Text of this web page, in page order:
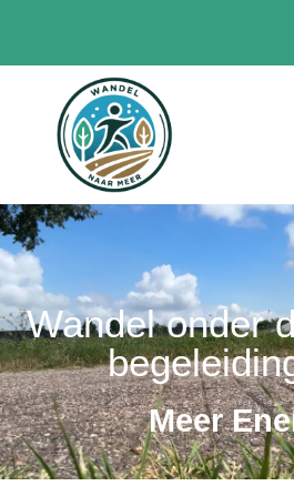
Wandel onder
Meer